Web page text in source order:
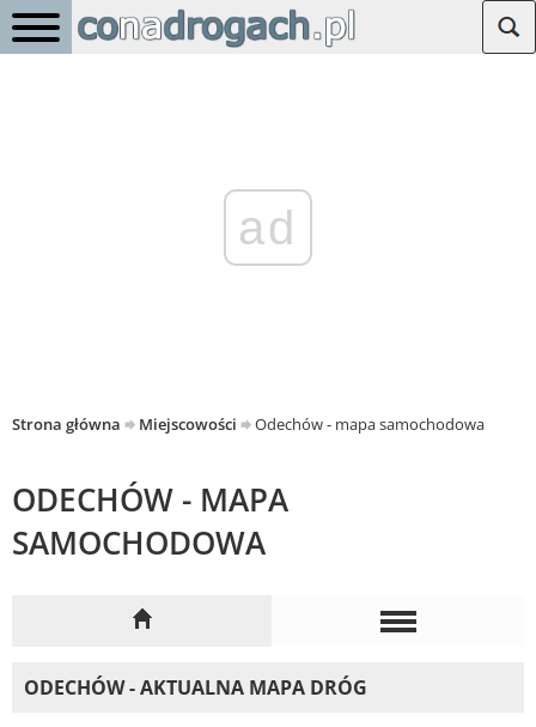
ad
Strona główna Miejscowości Odechów - mapa samochodowa
ODECHÓW - MAPA
SAMOCHODOWA
ODECHÓW - AKTUALNA MAPA DRÓG